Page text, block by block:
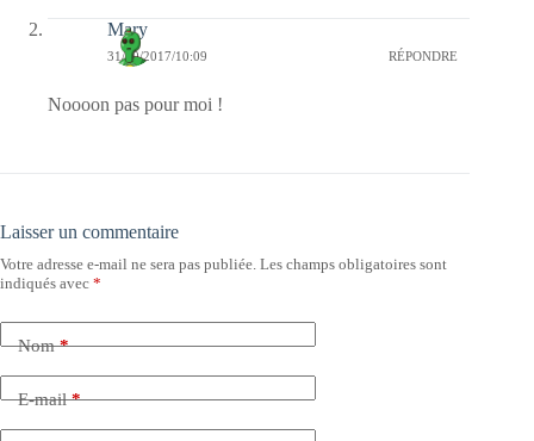
Mary
31/10/2017/10:09 RÉPONDRE
Noooon pas pour moi !
Laisser un commentaire
Votre adresse e-mail ne sera pas publiée. Les champs obligatoires sont
indiqués avec *
Nom*
E-mail*